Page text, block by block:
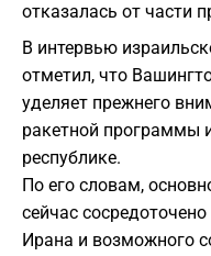
отказалась от части
В интервью
отметил, что
уделяет прежнего
ракетной программы
республике.
По его словам,
сейчас
Ирана и возможного